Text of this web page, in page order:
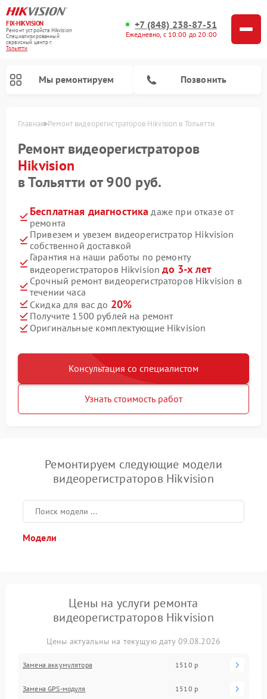
FIX-HIKVISION
Ремонт устройств Hikvision
Специализированный
cервисный центр г.
Тольятти
+7 (848) 238-87-51
Ежедневно, с 10:00 до 20:00
Мы ремонтируем Позвонить
Главная Ремонт видеорегистраторов Hikvision в Тольятти
Ремонт видеорегистраторов
Hikvision
в Тольятти от 900 руб.
Бесплатная диагностика даже при отказе от
ремонта
Привезем и увезем видеорегистратор Hikvision
собственной доставкой
Гарантия на наши работы по ремонту
видеорегистраторов Hikvisionдо 3-х лет
Срочный ремонт видеорегистраторов Hikvision в
течении часа
Скидка для вас до 20%
Получите 1500 рублей на ремонт
Оригинальные комплектующие Hikvision
Консультация со специалистом
Узнать стоимость работ
Ремонтируем следующие модели
видеорегистраторов Hikvision
Модели
Цены на услуги ремонта
видеорегистраторов Hikvision
Цены актуальны на текущую дату 09.08.2026
Замена аккумулятора 1510 р
Замена GPS-модуля 1510 р